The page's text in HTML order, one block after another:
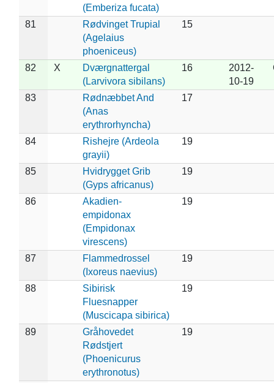
(Emberiza fucata)
81
Rødvinget Trupial
(Agelaius
phoeniceus)
15
82 X
Dværgnattergal
(Larvivora sibilans)
16
2012-
10-19
83
Rødnæbbet And
(Anas
erythrorhyncha)
17
84
Rishejre (Ardeola
grayii)
19
85
Hvidrygget Grib
(Gyps africanus)
19
86
Akadien-
empidonax
(Empidonax
virescens)
19
87
Flammedrossel
(Ixoreus naevius)
19
88
Sibirisk
Fluesnapper
(Muscicapa sibirica)
19
89
Gråhovedet
Rødstjert
(Phoenicurus
erythronotus)
19